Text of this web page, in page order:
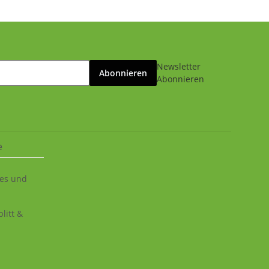
Abonnieren
Newsletter
Abonnieren
und
&